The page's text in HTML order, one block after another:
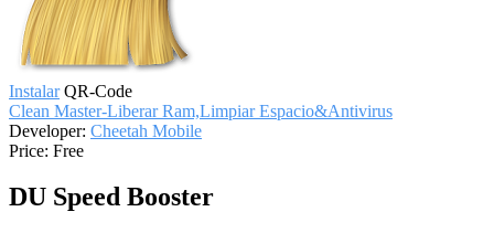
Instalar QR-Code
Clean Master-Liberar Ram,Limpiar Espacio&Antivirus
Developer: Cheetah Mobile
Price: Free
DU Speed Booster